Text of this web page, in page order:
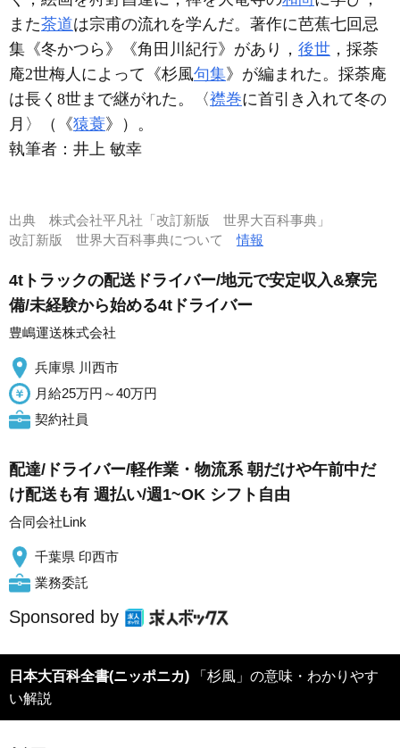
また茶道は宗甫の流れを学んだ。著作に芭蕉七回忌
集《冬かつら》《角田川紀行》があり， 後世 ，採荼
庵2世梅人によって《杉風句集》が編まれた。採荼庵
は長く8世まで継がれた。〈襟巻に首引き入れて冬の
月〉（《猿蓑》）。
執筆者： 井上 敏幸
出典 株式会社平凡社「改訂新版 世界大百科事典」
改訂新版 世界大百科事典について情報
4tトラックの配送ドライバー/地元で安定収入&寮完
備/未経験から始める4tドライバー
豊嶋運送株式会社
兵庫県 川西市
月給25万円～40万円
契約社員
配達/ドライバー/軽作業・物流系 朝だけや午前中だ
け配送も有 週払い/週1~OK シフト自由
合同会社Link
千葉県 印西市
業務委託
Sponsored by
日本大百科全書(ニッポニカ)
い解説